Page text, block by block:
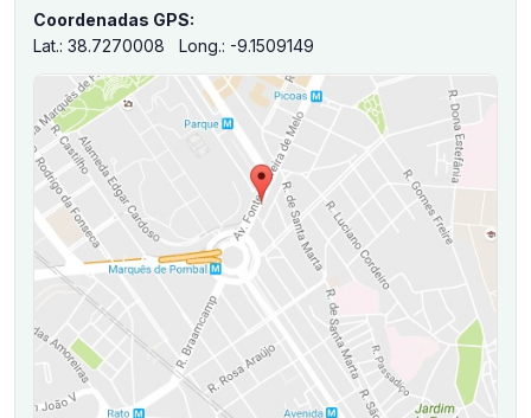
Coordenadas GPS:
Lat.: 38.7270008 Long.: -9.1509149